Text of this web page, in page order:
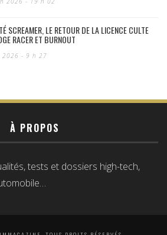
SCREAMER, LE RETOUR DE LA LICENCE CULTE
RACER ET BURNOUT
2026 - 9 h 27
À PROPOS
tests et dossiers high-tech,